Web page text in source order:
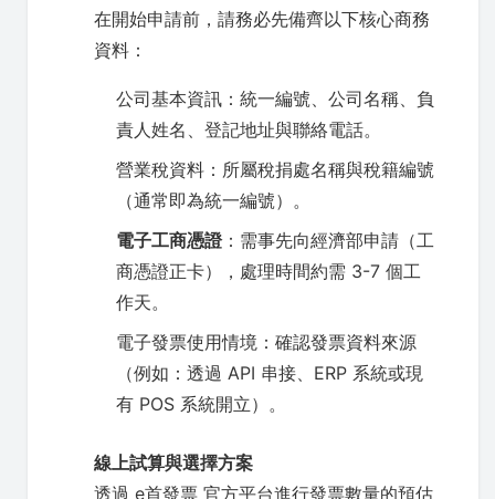
在開始申請前，請務必先備齊以下核心商務
資料：
公司基本資訊：統一編號、公司名稱、負
責人姓名、登記地址與聯絡電話。
營業稅資料：所屬稅捐處名稱與稅籍編號
（通常即為統一編號）。
電子工商憑證：需事先向經濟部申請（工
商憑證正卡），處理時間約需 3-7 個工
作天。
電子發票使用情境：確認發票資料來源
（例如：透過 API 串接、ERP 系統或現
有 POS 系統開立）。
線上試算與選擇方案
透過 e首發票 官方平台進行發票數量的預估